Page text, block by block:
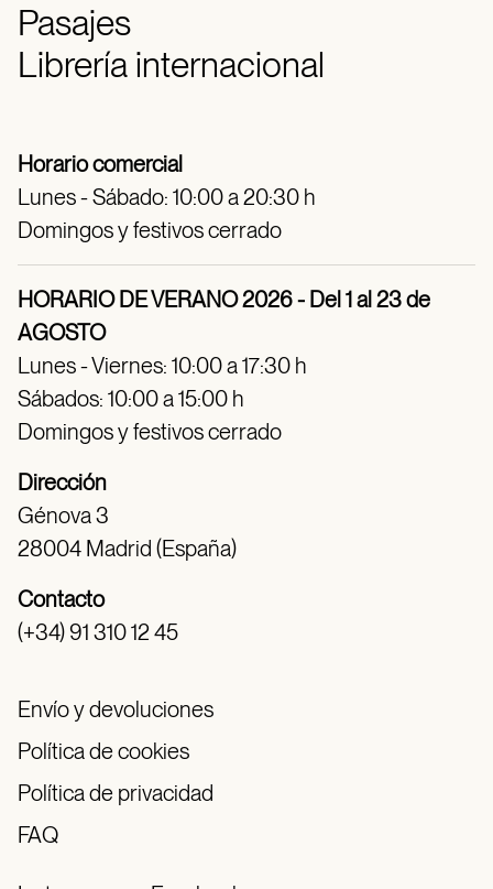
Pasajes
Librería internacional
Horario comercial
Lunes - Sábado: 10:00 a 20:30 h
Domingos y festivos cerrado
HORARIO DE VERANO 2026 - Del 1 al 23 de
AGOSTO
Lunes - Viernes: 10:00 a 17:30 h
Sábados: 10:00 a 15:00 h
Domingos y festivos cerrado
Dirección
Génova 3
28004 Madrid (España)
Contacto
(+34) 91 310 12 45
Envío y devoluciones
Política de cookies
Política de privacidad
FAQ